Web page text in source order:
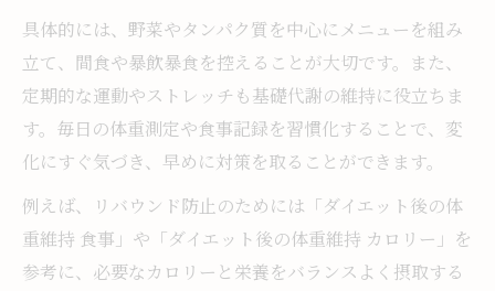
具体的には、野菜やタンパク質を中心にメニューを組み
立て、間食や暴飲暴食を控えることが大切です。また、
定期的な運動やストレッチも基礎代謝の維持に役立ちま
す。毎日の体重測定や食事記録を習慣化することで、変
化にすぐ気づき、早めに対策を取ることができます。
例えば、リバウンド防止のためには「ダイエット後の体
重維持 食事」や「ダイエット後の体重維持 カロリー」を
参考に、必要なカロリーと栄養をバランスよく摂取する